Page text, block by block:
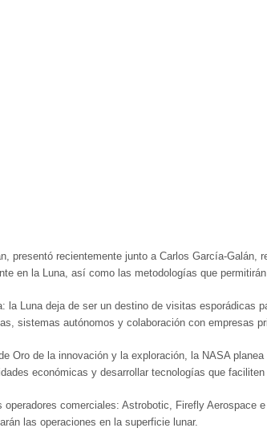
presentó recientemente junto a Carlos García-
en la Luna, así como las metodologías que
la Luna deja de ser un destino de visitas
sistemas autónomos y colaboración con
Oro de la innovación y la exploración, la NASA
económicas y desarrollar tecnologías que
comerciales: Astrobotic, Firefly
las operaciones en la superficie lunar.